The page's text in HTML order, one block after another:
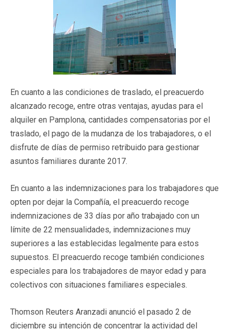
En cuanto a las condiciones de traslado, el preacuerdo
alcanzado recoge, entre otras ventajas, ayudas para el
alquiler en Pamplona, cantidades compensatorias por el
traslado, el pago de la mudanza de los trabajadores, o el
disfrute de días de permiso retribuido para gestionar
asuntos familiares durante 2017.
En cuanto a las indemnizaciones para los trabajadores que
opten por dejar la Compañía, el preacuerdo recoge
indemnizaciones de 33 días por año trabajado con un
límite de 22 mensualidades, indemnizaciones muy
superiores a las establecidas legalmente para estos
supuestos. El preacuerdo recoge también condiciones
especiales para los trabajadores de mayor edad y para
colectivos con situaciones familiares especiales.
Thomson Reuters Aranzadi anunció el pasado 2 de
diciembre su intención de concentrar la actividad del